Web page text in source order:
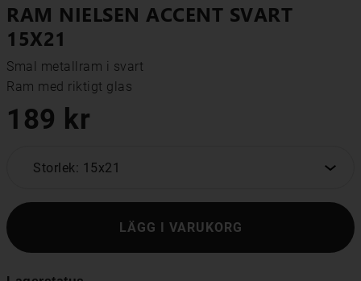
RAM NIELSEN ACCENT SVART
15X21
Smal metallram i svart
Ram med riktigt glas
189 kr
Storlek: 15x21
LÄGG I VARUKORG